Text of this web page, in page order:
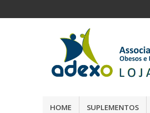
HOME SUPLEMENTOS